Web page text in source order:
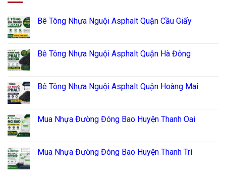
Bê Tông Nhựa Nguội Asphalt Quận Cầu Giấy
Bê Tông Nhựa Nguội Asphalt Quận Hà Đông
Bê Tông Nhựa Nguội Asphalt Quận Hoàng Mai
Mua Nhựa Đường Đóng Bao Huyện Thanh Oai
Mua Nhựa Đường Đóng Bao Huyện Thanh Trì